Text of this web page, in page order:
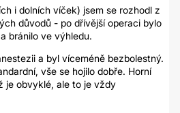
i dolních víček) jsem se rozhodl z
důvodů - po dřívější operaci bylo
bránilo ve výhledu.
a byl víceméně bezbolestný.
vše se hojilo dobře. Horní
je obvyklé, ale to je vždy